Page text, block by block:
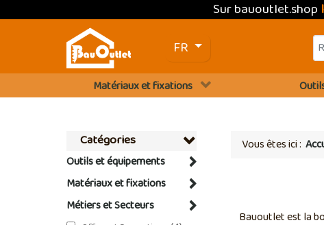
Sur bauoutlet.shop
Sélectionnez votre langue
FR
Matériaux et fixations
Catégories
Outils et équipements
Matériaux et fixations
Métiers et Secteurs
Vous êtes ici :
Bauoutlet est la